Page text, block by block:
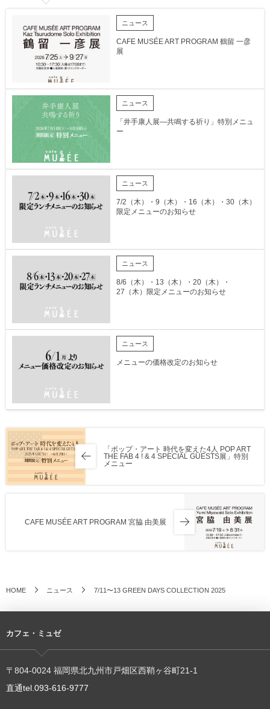
ニュース
CAFE MUSÉE ART PROGRAM 鶴留 一彦
展
ニュース
「井手康人展―共鳴する祈り」特別メニュ
ー
ニュース
7/2（木）・9（木）・16（木）・30（木）
限定メニューのお知らせ
ニュース
8/6（木）・13（木）・20（木）・
27（木）限定メニューのお知らせ
ニュース
メニューの価格改定のお知らせ
「ポップ・アート 時代を変えた4人 POP ART
THE FAB 4 ! & 4 SPECIAL GUESTS展」特別
メニュー
CAFE MUSÉE ART PROGRAM 宮脇 由美展
HOME ニュース 7/11〜13 GREEN DAYS COLLECTION 2025
カフェ・ミュゼ
〒804-0024 福岡県北九州市戸畑区西鞘ヶ谷町21-1
直通tel.093-616-9777